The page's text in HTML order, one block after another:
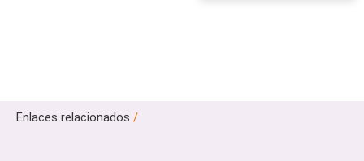
Enlaces relacionados /